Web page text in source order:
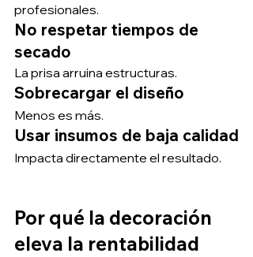
profesionales.
No respetar tiempos de
secado
La prisa arruina estructuras.
Sobrecargar el diseño
Menos es más.
Usar insumos de baja calidad
Impacta directamente el resultado.
Por qué la decoración
eleva la rentabilidad